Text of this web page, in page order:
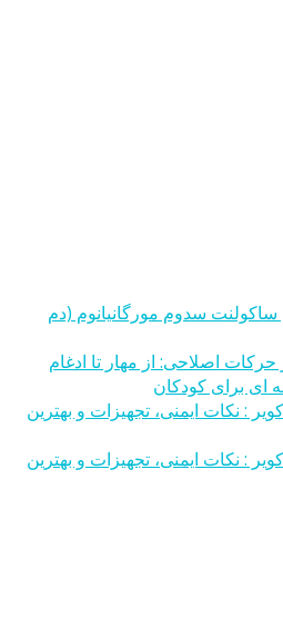
ساکولنت سدوم مورگانیانوم (دم
اصلاحی: از مهار تا ادغام
برای کودکان
: نکات ایمنی، تجهیزات و بهترین
: نکات ایمنی، تجهیزات و بهترین